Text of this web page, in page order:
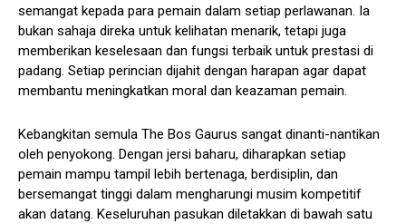
semangat kepada para pemain dalam setiap perlawanan. Ia
bukan sahaja direka untuk kelihatan menarik, tetapi juga
memberikan keselesaan dan fungsi terbaik untuk prestasi di
padang. Setiap perincian dijahit dengan harapan agar dapat
membantu meningkatkan moral dan keazaman pemain.
Kebangkitan semula The Bos Gaurus sangat dinanti-nantikan
oleh penyokong. Dengan jersi baharu, diharapkan setiap
pemain mampu tampil lebih bertenaga, berdisiplin, dan
bersemangat tinggi dalam mengharungi musim kompetitif
akan datang. Keseluruhan pasukan diletakkan di bawah satu